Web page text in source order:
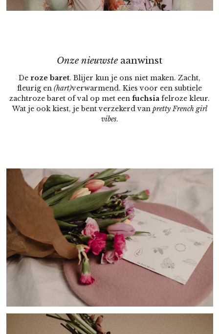
Onze nieuwsteaanwinst
De roze baret. Blijer kun je ons niet maken. Zacht,
fleurig en (hart)verwarmend. Kies voor een subtiele
zachtroze baret of val op met een fuchsia felroze kleur.
Wat je ook kiest, je bent verzekerd van pretty French girl
vibes.